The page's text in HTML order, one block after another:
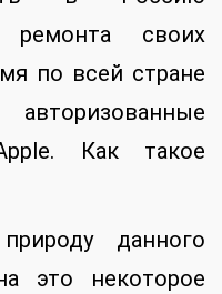
ремонта своих
по всей стране
Как такое
данного
это некоторое